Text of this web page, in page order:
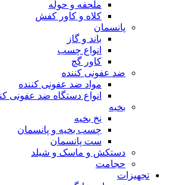
ملحفه و حوله
کلاه و کاور کفش
پانسمان
باند و گاز
انواع چسب
کاور گچ
ضد عفونی کننده
مواد ضد عفونی کننده
انواع دستگاه ضد عفونی
بخیه
نخ بخیه
چسب بخیه و پانسمان
ست پانسمان
دستکش و ماسک و شیلد
حجامت
تجهیزات